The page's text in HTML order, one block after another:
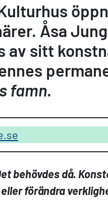
Åsa
av sitt
famn.
behövdes då.
förändra